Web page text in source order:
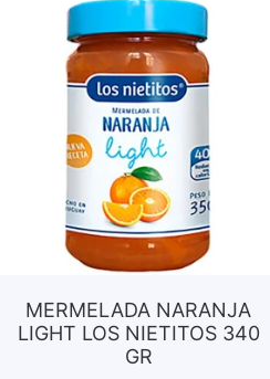
MERMELADA NARANJA
LIGHT LOS NIETITOS 340
GR